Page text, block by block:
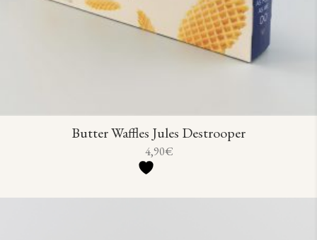
Butter Waffles Jules Destrooper
4,90€